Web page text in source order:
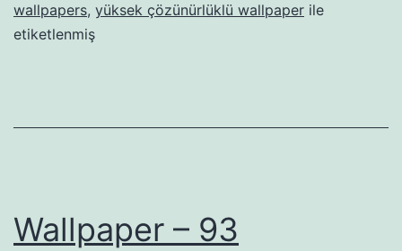
wallpapers, yüksek çözünürlüklü wallpaper ile
etiketlenmiş
Wallpaper – 93